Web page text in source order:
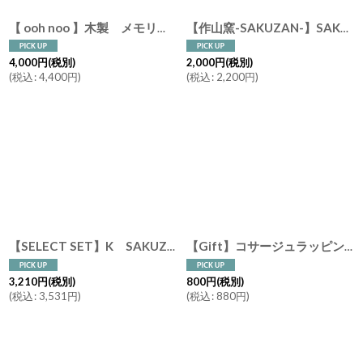
【 ooh noo 】木製 メモリーゲーム オーノー ベビー おもちゃ 知育玩具 カード 神経衰弱
4,000円(税別)
(税込:4,400円)
【作山窯-SAKUZAN-】SAKUZAN DAYS Sara Stripe PlateM ストライププレートM リム皿/お皿 19cm/プレート/取り皿/小皿/カフェ/サラ/磁器/日本製/陶器
2,000円(税別)
(税込: 2,200円)
【SELECT SET】K SAKUZAN DAYS Sara ティータイムセット マグ トレー フォーク Tea Time Set 新生活 ギフト 朝食 コーヒーカップ カフェ 磁器 日本製 陶器 作山窯
3,210円(税別)
(税込: 3,531 円)
【Gift】コサージュラッピング ギフト GIFT COLLECTION F・ I 専用 フラワー 花 プレゼント ギフトコレクション ラッピング
800円(税別)
(税込: 880円)